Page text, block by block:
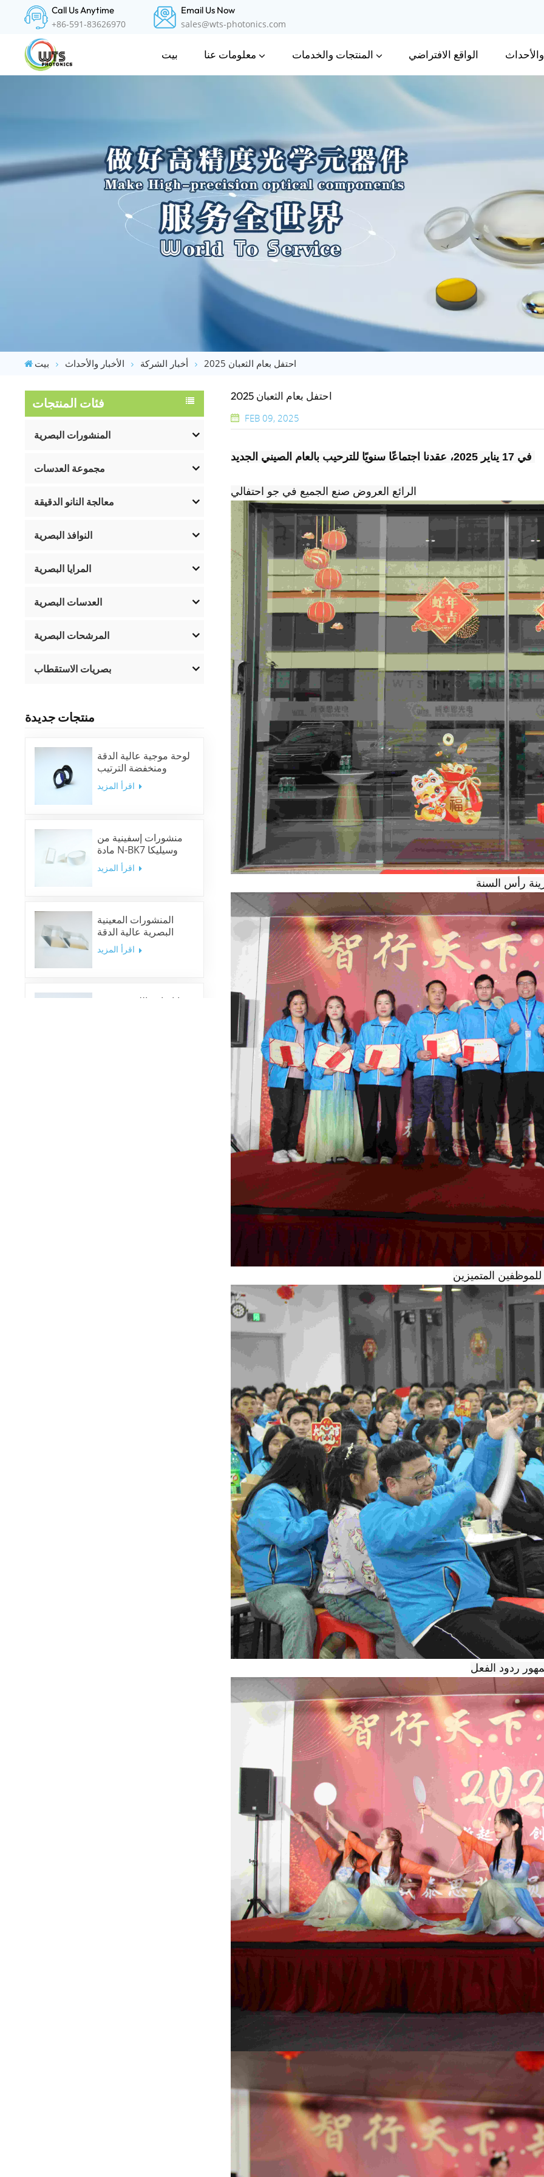
Call Us Anytime
+86-591-83626970
Email Us Now
sales@wts-photonics.com
بيت معلومات عنا المنتجات والخدمات الواقع الافتراضي والأحداث
بيت الأخبار والأحداث أخبار الشركة احتفل بعام الثعبان 2025
فئات المنتجات
المنشورات البصرية
مجموعة العدسات
معالجة النانو الدقيقة
النوافذ البصرية
المرايا البصرية
العدسات البصرية
المرشحات البصرية
بصريات الاستقطاب
منتجات جديدة
لوحة موجية عالية الدقة
ومنخفضة الترتيب
منشورات إسفينية من
مادة N-BK7 وسيليكا
منصهرة ونوافذ إسفينية
المنشورات المعينية
البصرية عالية الدقة
مرايا ثنائية اللون متعددة
احتفل بعام الثعبان 2025
FEB 09, 2025
الرائع العروض صنع الجميع في جو احتفالي
رأس السنة
للموظفين المتميزين
ردود الفعل